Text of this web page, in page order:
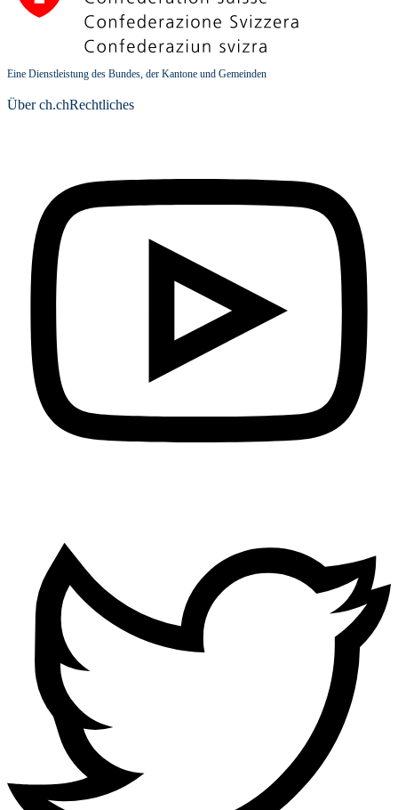
Eine Dienstleistung des Bundes, der Kantone und Gemeinden
Über ch.chRechtliches